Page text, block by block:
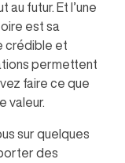
futur. Et l’une
est sa
crédible et
permettent
faire ce que
valeur.
sur quelques
des